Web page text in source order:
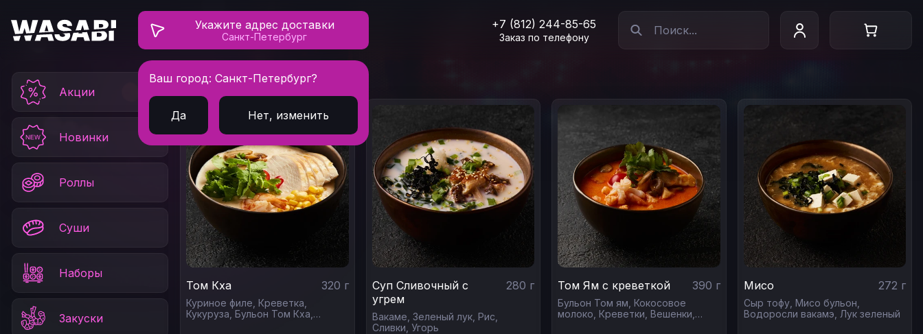
Укажите адрес доставки
Санкт-Петербург
Ваш город: Санкт-Петербург?
Да Нет, изменить
+7 (812) 244-85-65
Заказ по телефону
Акции
Новинки
Роллы
Суши
Наборы
Закуски
Главная Супы
Том Кха 320 г
Куриное филе, Креветка,
Кукуруза, Бульон Том Кха,
Суп Сливочный с
угрем
280 г
Вакаме, Зеленый лук, Рис,
Сливки, Угорь
Том Ям с креветкой 390 г
Бульон Том ям, Кокосовое
молоко, Креветки, Вешенки,
Мисо 272 г
Сыр тофу, Мисо бульон,
Водоросли вакамэ, Лук зеленый